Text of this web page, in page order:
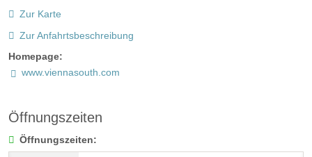
Zur Karte
Zur Anfahrtsbeschreibung
Homepage:
www.viennasouth.com
Öffnungszeiten
Öffnungszeiten: